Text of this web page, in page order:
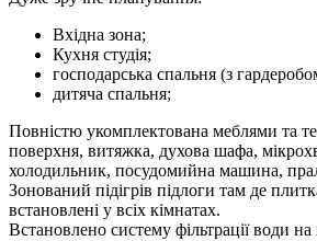
Вхідна зона;
Кухня студія;
господарська спальня (з
дитяча спальня;
Повністю укомплектована меблями та
поверхня, витяжка, духова шафа,
холодильник, посудомийна машина,
Зонований підігрів підлоги там де
встановлені у всіх кімнатах.
Встановлено систему фільтрації води